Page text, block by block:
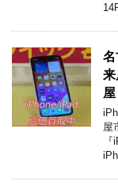
来
屋
屋